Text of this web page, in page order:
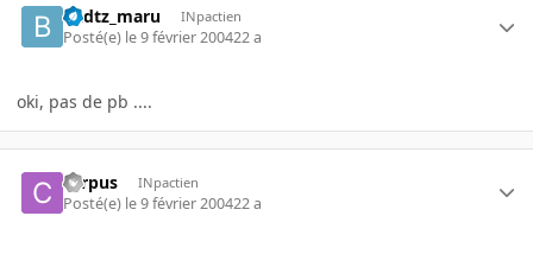
badtz_maru INpactien
Posté(e) le 9 février 200422 a
oki, pas de pb ....
carpus INpactien
Posté(e) le 9 février 200422 a